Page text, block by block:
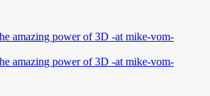
amazing power of 3D -at mike-vom-
amazing power of 3D -at mike-vom-